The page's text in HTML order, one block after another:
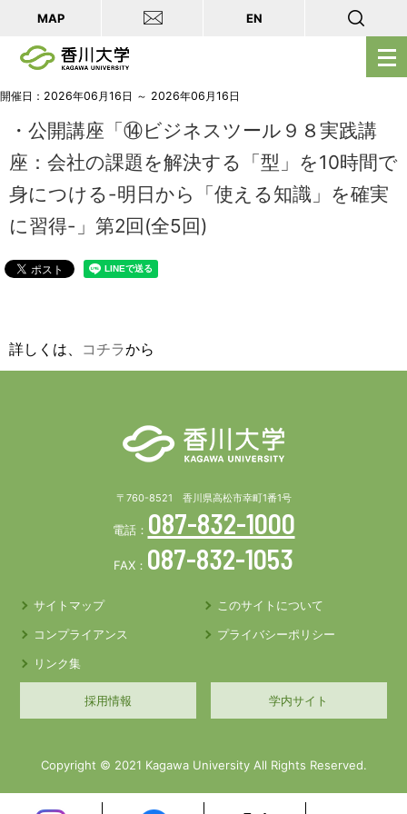
メ
ニ
ー
開
く
MAP EN
開催日：2026年06月16日 ～ 2026年06月16日
・公開講座「⑭ビジネスツール９８実践講
座：会社の課題を解決する「型」を10時間で
身につける-明日から「使える知識」を確実
に習得-」第2回(全5回)
詳しくは、 コチラから
〒760-8521 香川県高松市幸町1番1号
電話： 087-832-1000
FAX： 087-832-1053
サイトマップ
このサイトについて
コンプライアンス
プライバシーポリシー
リンク集
採用情報 学内サイト
Copyright © 2021 Kagawa University All Rights Reserved.